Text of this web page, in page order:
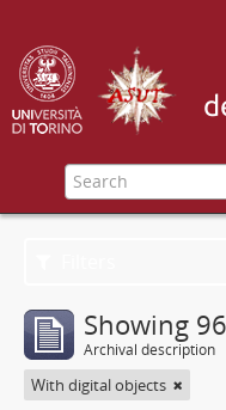
Showing
Archival description
With digital objects